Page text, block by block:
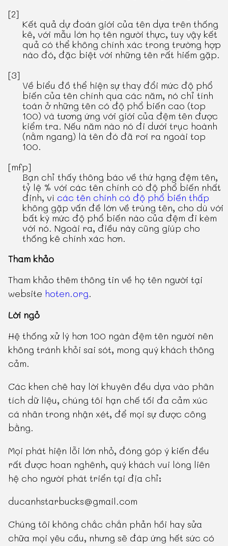
[2]
Kết quả dự đoán giới của tên dựa trên thống
kê, với mẫu lớn họ tên người thực, tuy vậy kết
quả có thể không chính xác trong trường hợp
nào đó, đặc biệt với những tên rất hiếm gặp.
[3]
Về biểu đồ thể hiện sự thay đổi mức độ phổ
biến của tên chính qua các năm, nó chỉ tính
toán ở những tên có độ phổ biến cao (top
100) và tương ứng với giới của đệm tên được
kiểm tra. Nếu năm nào nó đi dưới trục hoành
(nằm ngang) là tên đó đã rơi ra ngoài top
100.
[mfp]
Bạn chỉ thấy thông báo về thứ hạng đệm tên,
tỷ lệ % với các tên chính có độ phổ biến nhất
định, vì các tên chính có độ phổ biến thấp
không gặp vấn đề lớn về trùng tên, cho dù với
bất kỳ mức độ phổ biến nào của đệm đi kèm
với nó. Ngoài ra, điều này cũng giúp cho
thống kê chính xác hơn.
Tham khảo
Tham khảo thêm thông tin về họ tên người tại
website hoten.org.
Lời ngỏ
Hệ thống xử lý hơn 100 ngàn đệm tên người nên
không tránh khỏi sai sót, mong quý khách thông
cảm.
Các khen chê hay lời khuyên đều dựa vào phân
tích dữ liệu, chúng tôi hạn chế tối đa cảm xúc
cá nhân trong nhận xét, để mọi sự được công
bằng.
Mọi phát hiện lỗi lớn nhỏ, đóng góp ý kiến đều
rất được hoan nghênh, quý khách vui lòng liên
hệ cho người phát triển tại địa chỉ:
ducanhstarbucks@gmail.com
Chúng tôi không chắc chắn phản hồi hay sửa
chữa mọi yêu cầu, nhưng sẽ đáp ứng hết sức có